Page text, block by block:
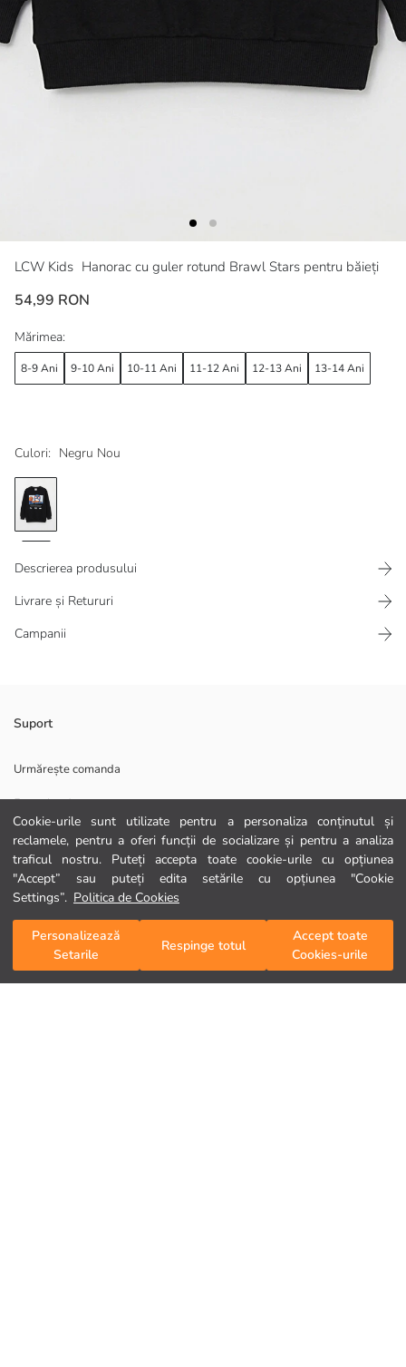
Cookie-urile sunt utilizate pentru a personaliza conținutul și
reclamele, pentru a oferi funcții de socializare și pentru a analiza
traficul nostru. Puteți accepta toate cookie-urile cu opțiunea
"Accept” sau puteți edita setările cu opțiunea "Cookie
Settings”. Politica de Cookies
Personalizează
Setarile
Respinge totul
Accept toate
Cookies-urile
LCW Kids Hanorac cu guler rotund Brawl Stars pentru băieți
54,99 RON
Culori: Negru Nou
Mărimea:
8-9 Ani 9-10 Ani 10-11 Ani 11-12 Ani 12-13 Ani 13-14 Ani
Adaugă în coș
Descrierea produsului
Livrare și Retururi
Campanii
Acest hanorac pentru băieți, licențiat Brawl Stars, are un design clasic
cu guler rotund și mâneci lungi, realizat dintr-un material moale din
Țară de origine:
Persoana de vanzari:
Marcă:
Gen:
Croială:
Țesătură:
Suport
Urmărește comanda
Formular de contact
0372 786 111
AJUTOR
Întrebări frecvente
Retur
Urmărește-ne